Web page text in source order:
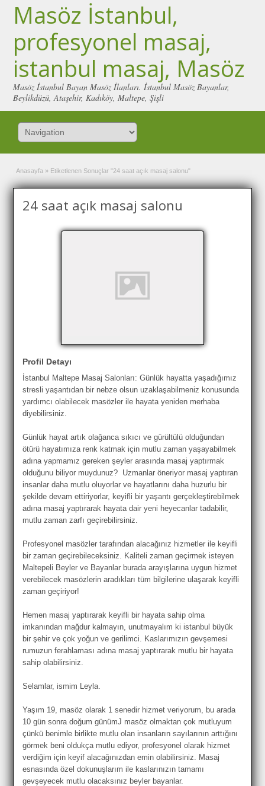
Masöz İstanbul,
profesyonel masaj,
istanbul masaj, Masöz
Masöz İstanbul Bayan Masöz İlanları. İstanbul Masöz Bayanlar,
Beylikdüzü, Ataşehir, Kadıköy, Maltepe, Şişli
Anasayfa » Etiketlenen Sonuçlar "24 saat açık masaj salonu"
24 saat açık masaj salonu
Profil Detayı
İstanbul Maltepe Masaj Salonları: Günlük hayatta yaşadığımız
stresli yaşantıdan bir nebze olsun uzaklaşabilmeniz konusunda
yardımcı olabilecek masözler ile hayata yeniden merhaba
diyebilirsiniz.
Günlük hayat artık olağanca sıkıcı ve gürültülü olduğundan
ötürü hayatımıza renk katmak için mutlu zaman yaşayabilmek
adına yapmamız gereken şeyler arasında masaj yaptırmak
olduğunu biliyor muydunuz? Uzmanlar öneriyor masaj yaptıran
insanlar daha mutlu oluyorlar ve hayatlarını daha huzurlu bir
şekilde devam ettiriyorlar, keyifli bir yaşantı gerçekleştirebilmek
adına masaj yaptırarak hayata dair yeni heyecanlar tadabilir,
mutlu zaman zarfı geçirebilirsiniz.
Profesyonel masözler tarafından alacağınız hizmetler ile keyifli
bir zaman geçirebileceksiniz. Kaliteli zaman geçirmek isteyen
Maltepeli Beyler ve Bayanlar burada arayışlarına uygun hizmet
verebilecek masözlerin aradıkları tüm bilgilerine ulaşarak keyifli
zaman geçiriyor!
Hemen masaj yaptırarak keyifli bir hayata sahip olma
imkanından mağdur kalmayın, unutmayalım ki istanbul büyük
bir şehir ve çok yoğun ve gerilimci. Kaslarımızın gevşemesi
rumuzun ferahlaması adına masaj yaptırarak mutlu bir hayata
sahip olabilirsiniz.
Selamlar, ismim Leyla.
Yaşım 19, masöz olarak 1 senedir hizmet veriyorum, bu arada
10 gün sonra doğum günümJ masöz olmaktan çok mutluyum
çünkü benimle birlikte mutlu olan insanların sayılarının arttığını
görmek beni oldukça mutlu ediyor, profesyonel olarak hizmet
verdiğim için keyif alacağınızdan emin olabilirsiniz. Masaj
esnasında özel dokunuşlarım ile kaslarınızın tamamı
gevşeyecek mutlu olacaksınız beyler bayanlar.